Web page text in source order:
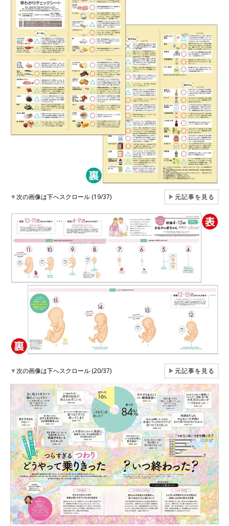
▼次の画像は下へスクロール (19/37) ▶元記事を見る
▼次の画像は下へスクロール (20/37) ▶元記事を見る